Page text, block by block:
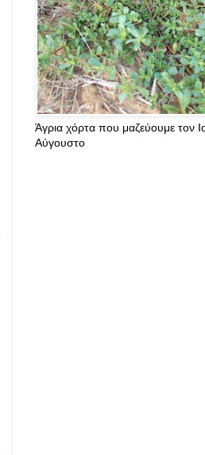
Άγρια χόρτα που μαζεύουμε τον
Αύγουστο